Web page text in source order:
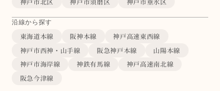
沿線から探す
東海道本線 阪神本線
神戸高速東西線
神戸市西神・山手線
阪急神戸本線
山陽本線
神戸市海岸線
神鉄有馬線
神戸高速南北線
阪急今津線